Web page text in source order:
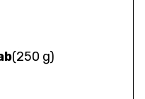
(250 g)